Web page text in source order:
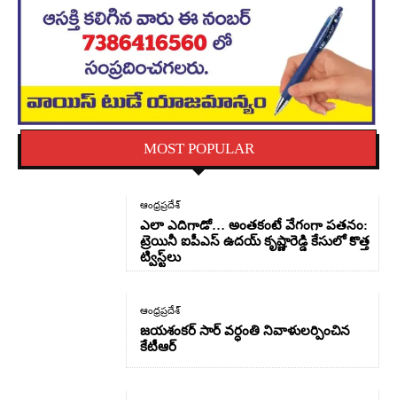
MOST POPULAR
ఆంధ్రప్రదేశ్
ఎలా ఎదిగాడో… అంతకంటే వేగంగా పతనం:
ట్రెయినీ ఐపీఎస్ ఉదయ్ కృష్ణారెడ్డి కేసులో కొత్త
ట్విస్ట్‌లు
ఆంధ్రప్రదేశ్
జయశంకర్ సార్ వర్ధంతి నివాళులర్పించిన
కేటీఆర్